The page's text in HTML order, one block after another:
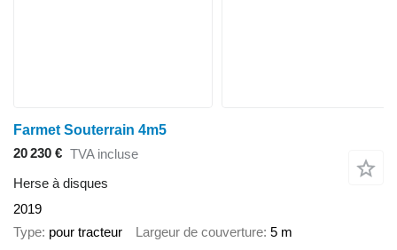
Farmet Souterrain 4m5
20 230 € TVA incluse
Herse à disques
2019
Type pour tracteur Largeur de couverture 5 m